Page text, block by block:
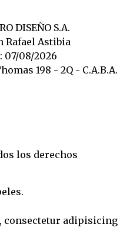
DISEÑO S.A.
Rafael Astibia
07/08/2026
198 - 2Q - C.A.B.A.
los derechos
consectetur adipisicing